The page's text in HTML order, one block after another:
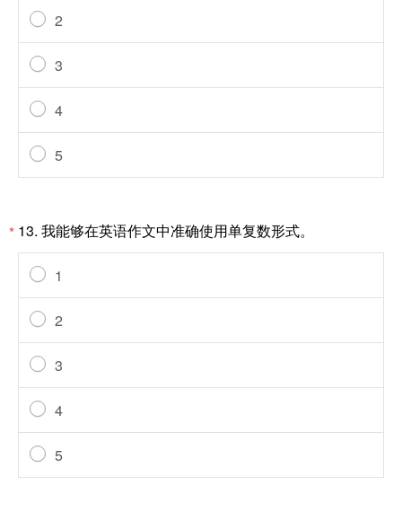
2
3
4
5
* 13. 我能够在英语作文中准确使用单复数形式。
1
2
3
4
5